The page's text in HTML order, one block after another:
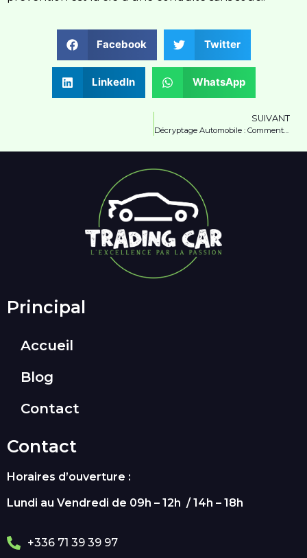
Facebook Twitter
LinkedIn WhatsApp
SUIVANT
Décryptage Automobile : Comment Choisir le Modèle Parfait pour Vous
Principal
Accueil
Blog
Contact
Contact
Horaires d’ouverture :
Lundi au Vendredi de 09h – 12h / 14h – 18h
+336 71 39 39 97